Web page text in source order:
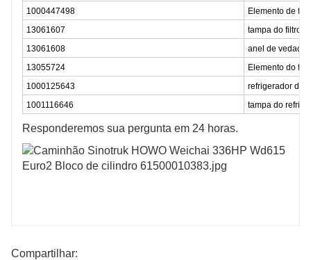
1000447498
Elemento de
13061607
tampa do filtro
13061608
anel de vedação
13055724
Elemento do
1000125643
refrigerador de
1001116646
tampa do
Responderemos sua pergunta em 24 horas.
Compartilhar: